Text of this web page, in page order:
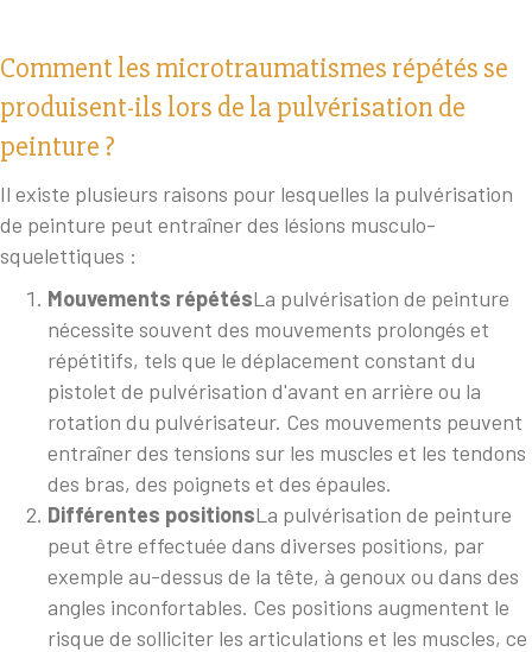
Comment les microtraumatismes répétés se
produisent-ils lors de la pulvérisation de
peinture ?
Il existe plusieurs raisons pour lesquelles la pulvérisation
de peinture peut entraîner des lésions musculo-
squelettiques :
Mouvements répétésLa pulvérisation de peinture
nécessite souvent des mouvements prolongés et
répétitifs, tels que le déplacement constant du
pistolet de pulvérisation d'avant en arrière ou la
rotation du pulvérisateur. Ces mouvements peuvent
entraîner des tensions sur les muscles et les tendons
des bras, des poignets et des épaules.
Différentes positionsLa pulvérisation de peinture
peut être effectuée dans diverses positions, par
exemple au-dessus de la tête, à genoux ou dans des
angles inconfortables. Ces positions augmentent le
risque de solliciter les articulations et les muscles, ce